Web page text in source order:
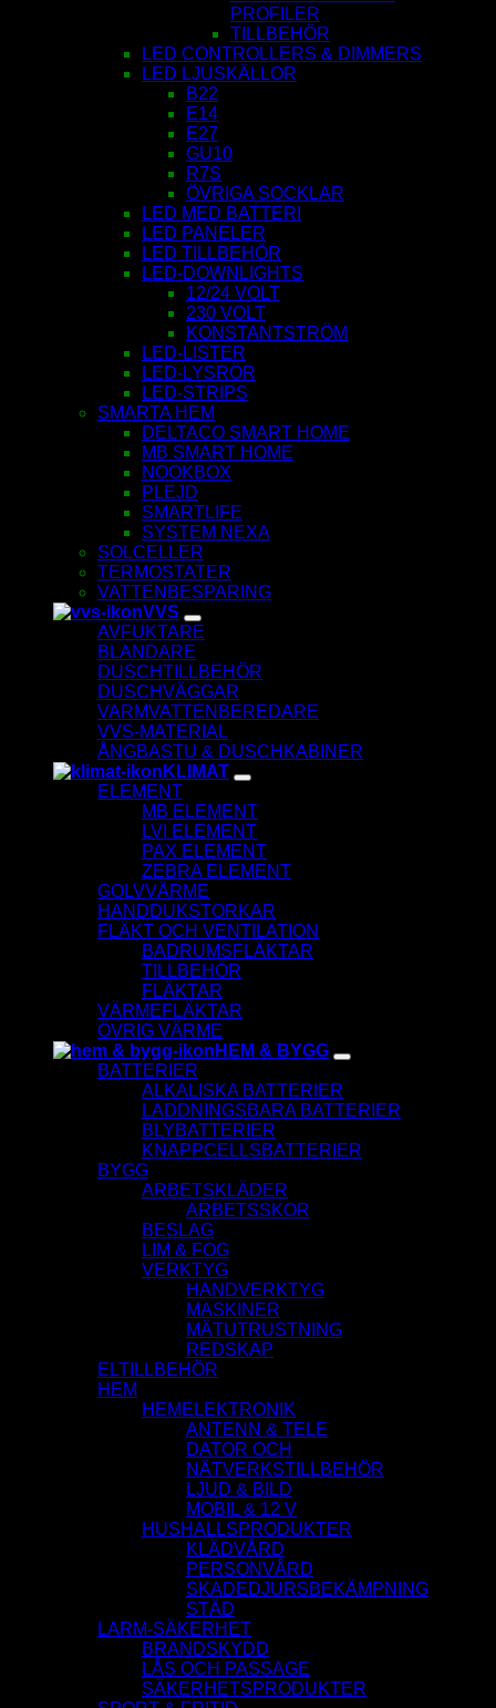
PROFILER
TILLBEHÖR
LED CONTROLLERS & DIMMERS
LED LJUSKÄLLOR
B22
E14
E27
GU10
R7S
ÖVRIGA SOCKLAR
LED MED BATTERI
LED PANELER
LED TILLBEHÖR
LED-DOWNLIGHTS
12/24 VOLT
230 VOLT
KONSTANTSTRÖM
LED-LISTER
LED-LYSRÖR
LED-STRIPS
SMARTA HEM
DELTACO SMART HOME
MB SMART HOME
NOOKBOX
PLEJD
SMARTLIFE
SYSTEM NEXA
SOLCELLER
TERMOSTATER
VATTENBESPARING
VVS
AVFUKTARE
BLANDARE
DUSCHTILLBEHÖR
DUSCHVÄGGAR
VARMVATTENBEREDARE
VVS-MATERIAL
ÅNGBASTU & DUSCHKABINER
KLIMAT
ELEMENT
MB ELEMENT
LVI ELEMENT
PAX ELEMENT
ZEBRA ELEMENT
GOLVVÄRME
HANDDUKSTORKAR
FLÄKT OCH VENTILATION
BADRUMSFLÄKTAR
TILLBEHÖR
FLÄKTAR
VÄRMEFLÄKTAR
ÖVRIG VÄRME
HEM & BYGG
BATTERIER
ALKALISKA BATTERIER
LADDNINGSBARA BATTERIER
BLYBATTERIER
KNAPPCELLSBATTERIER
BYGG
ARBETSKLÄDER
ARBETSSKOR
BESLAG
LIM & FOG
VERKTYG
HANDVERKTYG
MASKINER
MÄTUTRUSTNING
REDSKAP
ELTILLBEHÖR
HEM
HEMELEKTRONIK
ANTENN & TELE
DATOR OCH
NÄTVERKSTILLBEHÖR
LJUD & BILD
MOBIL & 12 V
HUSHALLSPRODUKTER
KLÄDVÅRD
PERSONVÅRD
SKADEDJURSBEKÄMPNING
STÄD
LARM-SÄKERHET
BRANDSKYDD
LÅS OCH PASSAGE
SÄKERHETSPRODUKTER